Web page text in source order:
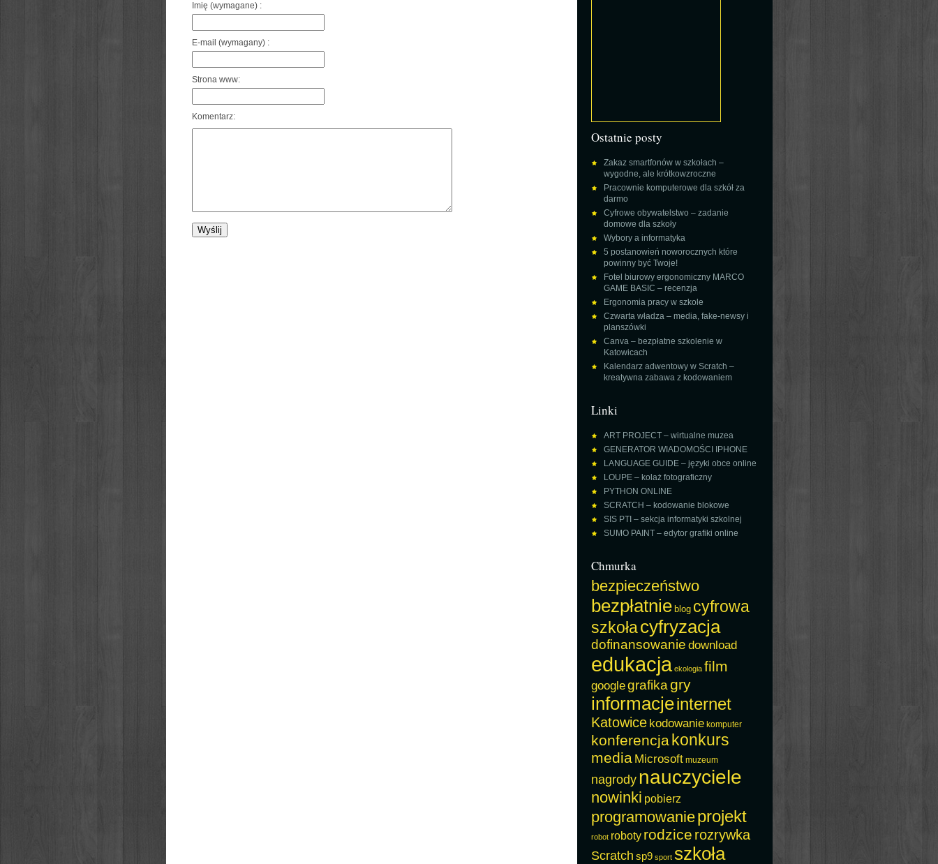
Imię (wymagane) :
E-mail (wymagany) :
Strona www:
Komentarz:
Ostatnie posty
Zakaz smartfonów w szkołach –
wygodne, ale krótkowzroczne
Pracownie komputerowe dla szkół za
darmo
Cyfrowe obywatelstwo – zadanie
domowe dla szkoły
Wybory a informatyka
5 postanowień noworocznych które
powinny być Twoje!
Fotel biurowy ergonomiczny MARCO
GAME BASIC – recenzja
Ergonomia pracy w szkole
Czwarta władza – media, fake-newsy i
planszówki
Canva – bezpłatne szkolenie w
Katowicach
Kalendarz adwentowy w Scratch –
kreatywna zabawa z kodowaniem
Linki
ART PROJECT – wirtualne muzea
GENERATOR WIADOMOŚCI IPHONE
LANGUAGE GUIDE – języki obce online
LOUPE – kolaż fotograficzny
PYTHON ONLINE
SCRATCH – kodowanie blokowe
SIS PTI – sekcja informatyki szkolnej
SUMO PAINT – edytor grafiki online
Chmurka
bezpieczeństwo
bezpłatnie blog cyfrowa
szkołacyfryzacja
dofinansowanie download
edukacja ekologia film
googlegrafikagry
informacjeinternet
Katowice kodowanie komputer
konferencjakonkurs
media Microsoft muzeum
nagrody nauczyciele
nowinki pobierz
programowanieprojekt
robot roboty rodzice rozrywka
Scratch sp9 sport szkoła